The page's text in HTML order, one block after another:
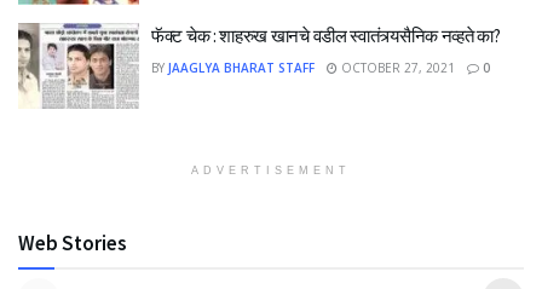
फॅक्ट चेक : शाहरुख खानचे वडील स्वातंत्र्यसैनिक नव्हते का?
BY JAAGLYA BHARAT STAFF OCTOBER 27, 2021 0
ADVERTISEMENT
Web Stories